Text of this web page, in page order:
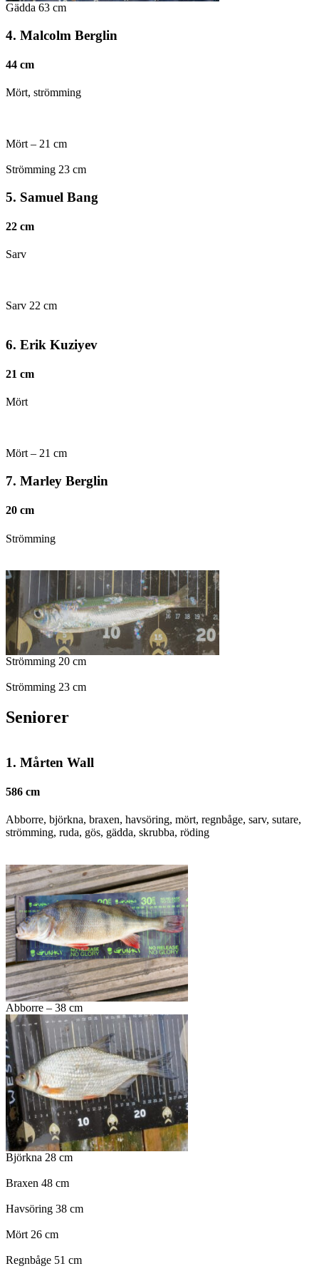
Gädda 63 cm
4. Malcolm Berglin
44 cm
Mört, strömming
Mört – 21 cm
Strömming 23 cm
5. Samuel Bang
22 cm
Sarv
Sarv 22 cm
6. Erik Kuziyev
21 cm
Mört
Mört – 21 cm
7. Marley Berglin
20 cm
Strömming
Strömming 20 cm
Strömming 23 cm
Seniorer
1. Mårten Wall
586 cm
Abborre, björkna, braxen, havsöring, mört, regnbåge, sarv, sutare,
strömming, ruda, gös, gädda, skrubba, röding
Abborre – 38 cm
Björkna 28 cm
Braxen 48 cm
Havsöring 38 cm
Mört 26 cm
Regnbåge 51 cm